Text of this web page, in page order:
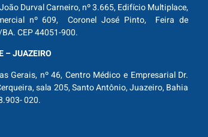
Durval Carneiro, nº 3.665, Edifício Multiplace,
nº 609, Coronel José Pinto, Feira de
CEP 44051-900.
– JUAZEIRO
Gerais, nº 46, Centro Médico e Empresarial Dr.
sala 205, Santo Antônio, Juazeiro, Bahia
020.